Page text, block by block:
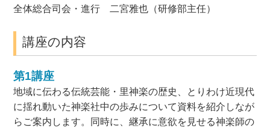
全体総合司会・進行 二宮雅也（研修部主任）
講座の内容
第1講座
地域に伝わる伝統芸能・里神楽の歴史、とりわけ近現代
に揺れ動いた神楽社中の歩みについて資料を紹介しなが
らご案内します。同時に、継承に意欲を見せる神楽師の